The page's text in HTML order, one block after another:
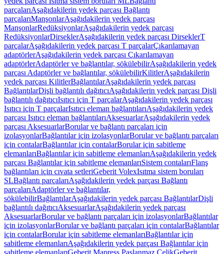
parçalarıAşağıdakilerin yedek parçası Bağlantı
parçalarıManşonlarAşağıdakilerin yedek parçası
ManşonlarRedüksiyonlarAşağıdakilerin yedek parçası
RedüksiyonlarDirseklerAşağıdakilerin yedek parçası DirseklerT
parçalarAşağıdakilerin yedek parçası T parçalarÇıkarılamayan
adaptörlerAşağıdakilerin yedek parçası Çıkarılamayan
adaptörlerAdaptörler ve bağlantılar, sökülebilirAşağıdakilerin yedek
parçası Adaptörler ve bağlantılar, sökülebilirKilitlerAşağıdakilerin
yedek parçası KilitlerBağlantılarAşağıdakilerin yedek parçası
BağlantılarDişli bağlantılı dağıtıcıAşağıdakilerin yedek parçası Dişli
bağlantılı dağıtıcıIsıtıcı için T parçalarAşağıdakilerin yedek parçası
Isıtıcı için T parçalarIsıtıcı eleman bağlantılarıAşağıdakilerin yedek
parçası Isıtıcı eleman bağlantılarıAksesuarlarAşağıdakilerin yedek
parçası AksesuarlarBorular ve bağlantı parçaları için
izolasyonlarBağlantılar için izolasyonlarBorular ve bağlantı parçaları
için contalarBağlantılar için contalarBorular için sabitleme
elemanlarıBağlantılar için sabitleme elemanlarıAşağıdakilerin yedek
parçası Bağlantılar için sabitleme elemanlarıSistem contalarıFlanş
bağlantıları için cıvata setleriGeberit VolexIsıtma sistem boruları
SLBağlantı parçalarıAşağıdakilerin yedek parçası Bağlantı
parçalarıAdaptörler ve bağlantılar,
sökülebilirBağlantılarAşağıdakilerin yedek parçası BağlantılarDişli
bağlantılı dağıtıcıAksesuarlarAşağıdakilerin yedek parçası
AksesuarlarBorular ve bağlantı parçaları için izolasyonlarBağlantılar
için izolasyonlarBorular ve bağlantı parçaları için contalarBağlantılar
için contalarBorular için sabitleme elemanlarıBağlantılar için
sabitleme elemanlarıAşağıdakilerin yedek parçası Bağlantılar için
sabitleme elemanlarıGeberit Mapress Paslanmaz ÇelikGeberit